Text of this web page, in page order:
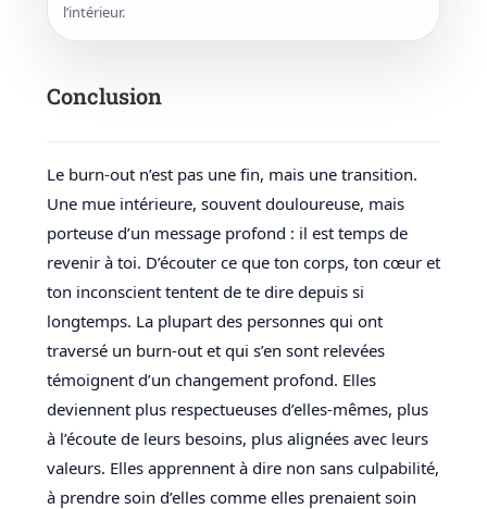
l’intérieur.
Conclusion
Le burn-out n’est pas une fin, mais une transition.
Une mue intérieure, souvent douloureuse, mais
porteuse d’un message profond : il est temps de
revenir à toi. D’écouter ce que ton corps, ton cœur et
ton inconscient tentent de te dire depuis si
longtemps. La plupart des personnes qui ont
traversé un burn-out et qui s’en sont relevées
témoignent d’un changement profond. Elles
deviennent plus respectueuses d’elles-mêmes, plus
à l’écoute de leurs besoins, plus alignées avec leurs
valeurs. Elles apprennent à dire non sans culpabilité,
à prendre soin d’elles comme elles prenaient soin